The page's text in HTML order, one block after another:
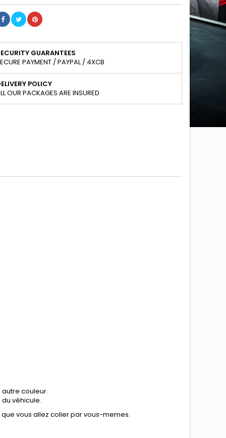
GUARANTEES
PAYMENT / PAYPAL / 4XCB
POLICY
OUR PACKAGES ARE INSURED
couleur.
véhicule.
vous allez coller par vous-memes.